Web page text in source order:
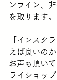
ンライン、
を取ります。
「インスタ
えば良いの
お声も頂い
ライショッ